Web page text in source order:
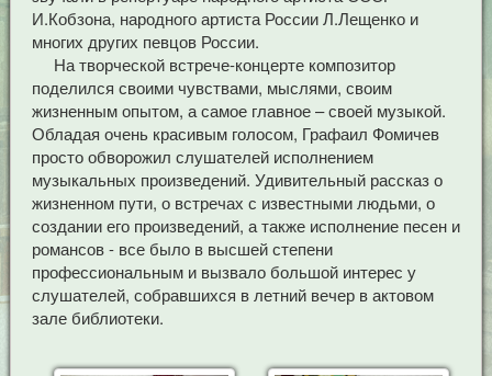
И.Кобзона, народного артиста России Л.Лещенко и
многих других певцов России.
На творческой встрече-концерте композитор
поделился своими чувствами, мыслями, своим
жизненным опытом, а самое главное – своей музыкой.
Обладая очень красивым голосом, Графаил Фомичев
просто обворожил слушателей исполнением
музыкальных произведений. Удивительный рассказ о
жизненном пути, о встречах с известными людьми, о
создании его произведений, а также исполнение песен и
романсов - все было в высшей степени
профессиональным и вызвало большой интерес у
слушателей, собравшихся в летний вечер в актовом
зале библиотеки.